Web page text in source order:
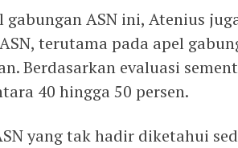
gabungan ASN ini, Atenius
terutama pada apel
Berdasarkan evaluasi
40 hingga 50 persen.
yang tak hadir diketahui